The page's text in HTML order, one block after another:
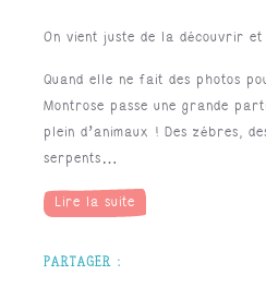
On vient juste de la découvrir
Quand elle ne fait des photos
Montrose passe une grande
plein d’animaux ! Des zébres,
serpents…
Lire la suite